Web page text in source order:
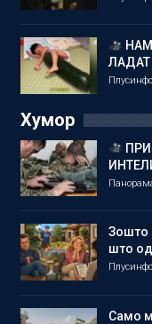
Плусинфо
Хумор
Зошто
што
Плусинфо
Само